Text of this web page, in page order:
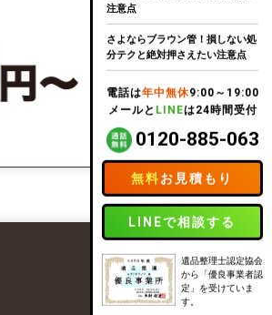
注意点
さよならブラウン管！損しない処
分テクと絶対押さえたい注意点
電話は年中無休9:00～19:00
メールと LINEは24時間受付
0120-885-063
無料お見積もり
LINEで相談する
遺品整理士認定協会
から「優良事業者認
定」を受けていま
す。